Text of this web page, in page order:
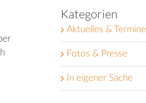
Kategorien
Aktuelles & Termine
Fotos & Presse
In eigener Sache